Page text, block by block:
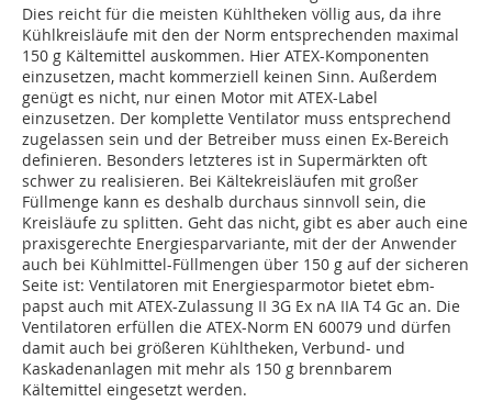
Dies reicht für die meisten Kühltheken völlig aus, da ihre
Kühlkreisläufe mit den der Norm entsprechenden maximal
150 g Kältemittel auskommen. Hier ATEX-Komponenten
einzusetzen, macht kommerziell keinen Sinn. Außerdem
genügt es nicht, nur einen Motor mit ATEX-Label
einzusetzen. Der komplette Ventilator muss entsprechend
zugelassen sein und der Betreiber muss einen Ex-Bereich
definieren. Besonders letzteres ist in Supermärkten oft
schwer zu realisieren. Bei Kältekreisläufen mit großer
Füllmenge kann es deshalb durchaus sinnvoll sein, die
Kreisläufe zu splitten. Geht das nicht, gibt es aber auch eine
praxisgerechte Energiesparvariante, mit der der Anwender
auch bei Kühlmittel-Füllmengen über 150 g auf der sicheren
Seite ist: Ventilatoren mit Energiesparmotor bietet ebm-
papst auch mit ATEX-Zulassung II 3G Ex nA IIA T4 Gc an. Die
Ventilatoren erfüllen die ATEX-Norm EN 60079 und dürfen
damit auch bei größeren Kühltheken, Verbund- und
Kaskadenanlagen mit mehr als 150 g brennbarem
Kältemittel eingesetzt werden.